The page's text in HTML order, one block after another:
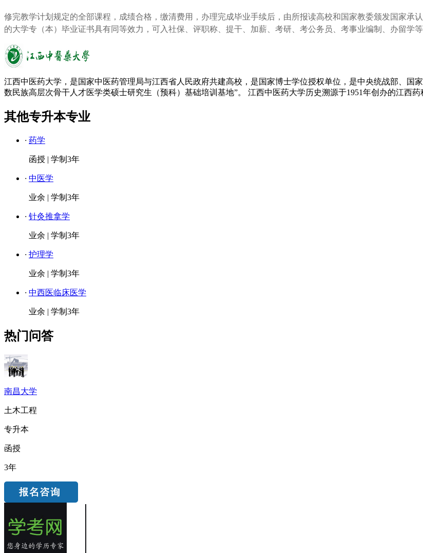
修完教学计划规定的全部课程，成绩合格，缴清费用，办理完成毕业手续后，由所报读高校和国家教委颁发国家承
的大学专（本）毕业证书具有同等效力，可入社保、评职称、提干、加薪、考研、考公务员、考事业编制、办留学等
江西中医药大学，是国家中医药管理局与江西省人民政府共建高校，是国家博士学位授权单位，是中央统战部、国
数民族高层次骨干人才医学类硕士研究生（预科）基础培训基地”。 江西中医药大学历史溯源于1951年创办的江西
其他专升本专业
· 药学
函授 | 学制3年
· 中医学
业余 | 学制3年
· 针灸推拿学
业余 | 学制3年
· 护理学
业余 | 学制3年
· 中西医临床医学
业余 | 学制3年
热门问答
南昌大学
土木工程
专升本
函授
3年